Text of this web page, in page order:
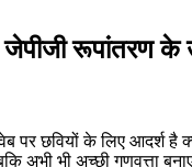
जेपीजी रूपांतरण के
पर छवियों के लिए आदर्श
अभी भी अच्छी गुणवत्ता